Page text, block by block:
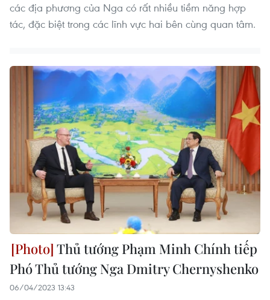
các địa phương của Nga có rất nhiều tiềm năng hợp
tác, đặc biệt trong các lĩnh vực hai bên cùng quan tâm.
Thủ tướng Phạm Minh Chính tiếp
Phó Thủ tướng Nga Dmitry Chernyshenko
06/04/2023 13:43